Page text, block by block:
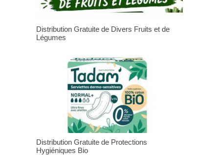
Distribution Gratuite de Divers Fruits et de
Légumes
Distribution Gratuite de Protections
Hygiéniques Bio